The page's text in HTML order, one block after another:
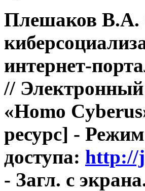
Плешаков В.А.
интернет-
//
«Homo
ресурс] - Режим
доступа: http://
- Загл. с